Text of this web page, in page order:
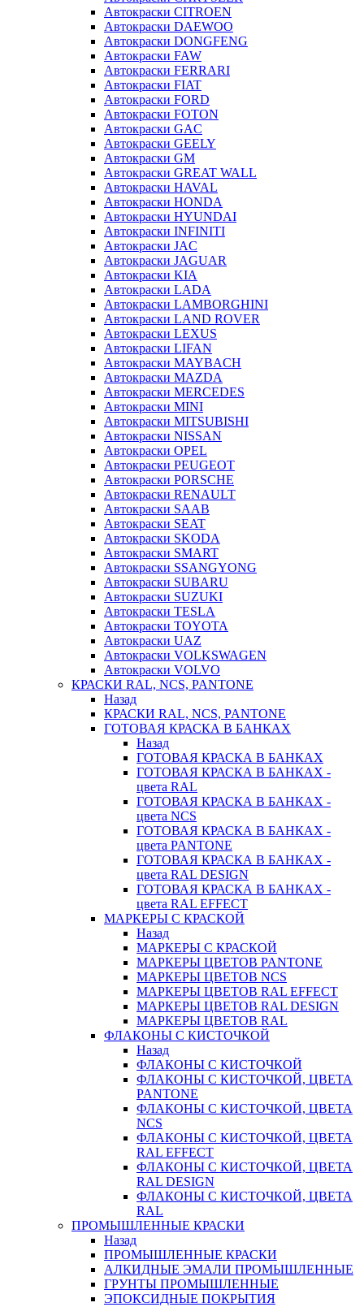
Автокраски CITROEN
Автокраски DAEWOO
Автокраски DONGFENG
Автокраски FAW
Автокраски FERRARI
Автокраски FIAT
Автокраски FORD
Автокраски FOTON
Автокраски GAC
Автокраски GEELY
Автокраски GM
Автокраски GREAT WALL
Автокраски HAVAL
Автокраски HONDA
Автокраски HYUNDAI
Автокраски INFINITI
Автокраски JAC
Автокраски JAGUAR
Автокраски KIA
Автокраски LADA
Автокраски LAMBORGHINI
Автокраски LAND ROVER
Автокраски LEXUS
Автокраски LIFAN
Автокраски MAYBACH
Автокраски MAZDA
Автокраски MERCEDES
Автокраски MINI
Автокраски MITSUBISHI
Автокраски NISSAN
Автокраски OPEL
Автокраски PEUGEOT
Автокраски PORSCHE
Автокраски RENAULT
Автокраски SAAB
Автокраски SEAT
Автокраски SKODA
Автокраски SMART
Автокраски SSANGYONG
Автокраски SUBARU
Автокраски SUZUKI
Автокраски TESLA
Автокраски TOYOTA
Автокраски UAZ
Автокраски VOLKSWAGEN
Автокраски VOLVO
КРАСКИ RAL, NCS, PANTONE
Назад
КРАСКИ RAL, NCS, PANTONE
ГОТОВАЯ КРАСКА В БАНКАХ
Назад
ГОТОВАЯ КРАСКА В БАНКАХ
ГОТОВАЯ КРАСКА В БАНКАХ -
цвета RAL
ГОТОВАЯ КРАСКА В БАНКАХ -
цвета NCS
ГОТОВАЯ КРАСКА В БАНКАХ -
цвета PANTONE
ГОТОВАЯ КРАСКА В БАНКАХ -
цвета RAL DESIGN
ГОТОВАЯ КРАСКА В БАНКАХ -
цвета RAL EFFECT
МАРКЕРЫ С КРАСКОЙ
Назад
МАРКЕРЫ С КРАСКОЙ
МАРКЕРЫ ЦВЕТОВ PANTONE
МАРКЕРЫ ЦВЕТОВ NCS
МАРКЕРЫ ЦВЕТОВ RAL EFFECT
МАРКЕРЫ ЦВЕТОВ RAL DESIGN
МАРКЕРЫ ЦВЕТОВ RAL
ФЛАКОНЫ С КИСТОЧКОЙ
Назад
ФЛАКОНЫ С КИСТОЧКОЙ
ФЛАКОНЫ С КИСТОЧКОЙ, ЦВЕТА
PANTONE
ФЛАКОНЫ С КИСТОЧКОЙ, ЦВЕТА
NCS
ФЛАКОНЫ С КИСТОЧКОЙ, ЦВЕТА
RAL EFFECT
ФЛАКОНЫ С КИСТОЧКОЙ, ЦВЕТА
RAL DESIGN
ФЛАКОНЫ С КИСТОЧКОЙ, ЦВЕТА
RAL
ПРОМЫШЛЕННЫЕ КРАСКИ
Назад
ПРОМЫШЛЕННЫЕ КРАСКИ
АЛКИДНЫЕ ЭМАЛИ ПРОМЫШЛЕННЫЕ
ГРУНТЫ ПРОМЫШЛЕННЫЕ
ЭПОКСИДНЫЕ ПОКРЫТИЯ